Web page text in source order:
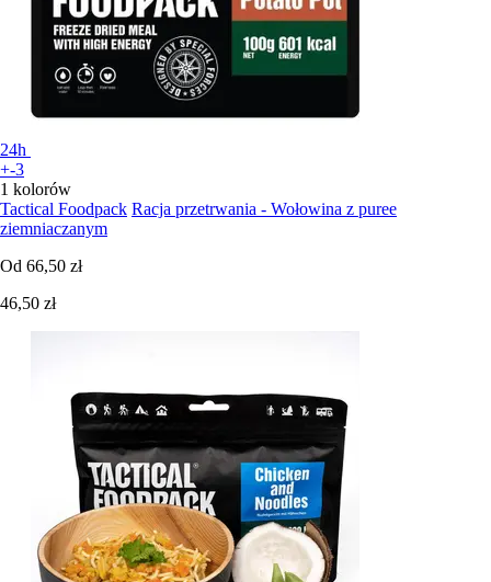
24h
+-3
1 kolorów
Tactical Foodpack Racja przetrwania - Wołowina z puree
ziemniaczanym
Od 66,50 zł
46,50 zł